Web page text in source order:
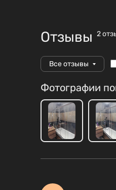
Отзывы (2)
Отзывы 2
Все отзывы
Фотографии